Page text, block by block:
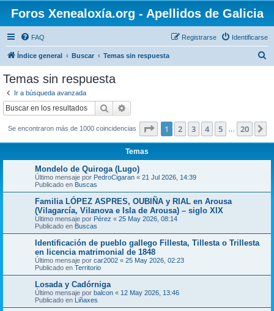
Foros Xenealoxía.org - Apellidos de Galicia
FAQ Identificarse
Registrarse
Índice general Buscar Temas sin respuesta
Temas sin respuesta
Ir a búsqueda avanzada
Buscar
Se encontraron más de 1000 coincidencias Página de 20
1 2 3 4 5 20
Temas
Mondelo de Quiroga (Lugo)
Último mensaje por PedroCigaran « 21 Jul 2026, 14:39
Publicado en Buscas
Familia LÓPEZ ASPRES, OUBIÑA y RIAL en Arousa
(Vilagarcía, Vilanova e Isla de Arousa) – siglo XIX
Último mensaje por Pérez « 25 May 2026, 08:14
Publicado en Buscas
Identificación de pueblo gallego Fillesta, Tillesta o Trillesta
en licencia matrimonial de 1848
Último mensaje por car2002 « 25 May 2026, 02:23
Publicado en Territorio
Losada y Cadórniga
Último mensaje por balcon « 12 May 2026, 13:46
Publicado en Liñaxes